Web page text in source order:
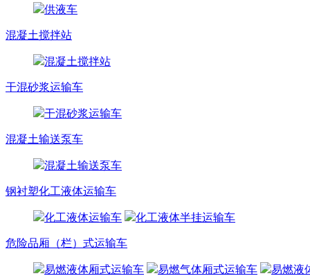
供液车
混凝土搅拌站
混凝土搅拌站
干混砂浆运输车
干混砂浆运输车
混凝土输送泵车
混凝土输送泵车
钢衬塑化工液体运输车
化工液体运输车 化工液体半挂运输车
危险品厢（栏）式运输车
易燃液体厢式运输车 易燃气体厢式运输车 易燃液